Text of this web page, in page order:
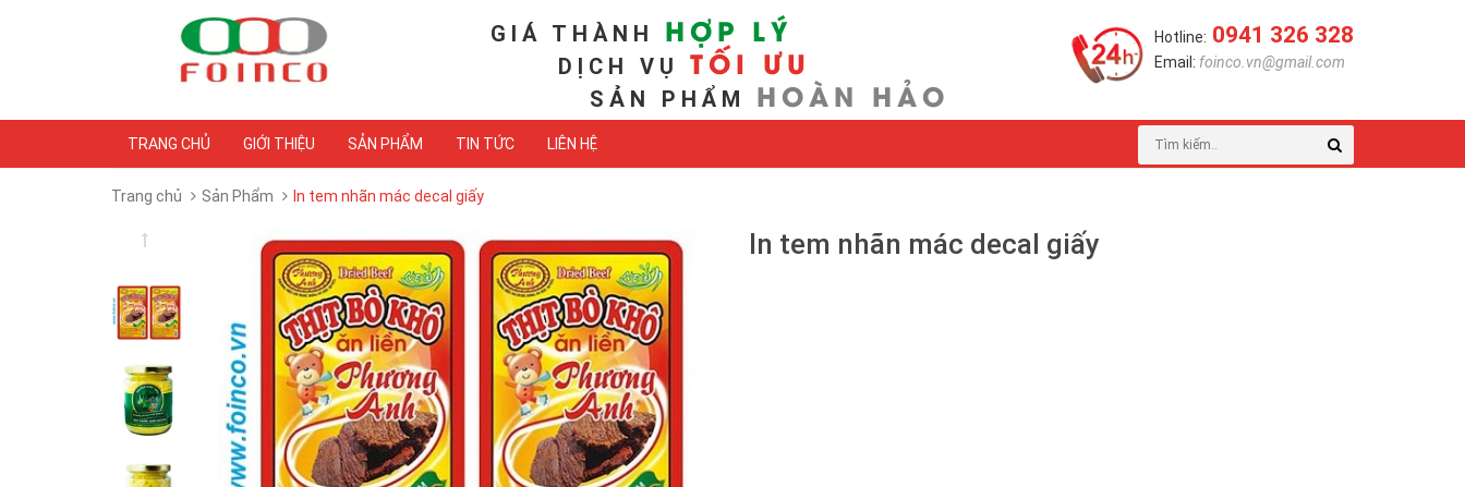
GIÁ THÀNH HỢP LÝ
DỊCH VỤ TỐI ƯU
SẢN PHẨM HOÀN HẢO
Hotline: 0941 326 328
Email: foinco.vn@gmail.com
TRANG CHỦ GIỚI THIỆU SẢN PHẨM TIN TỨC LIÊN HỆ
Trang chủ Sản Phẩm In tem nhãn mác decal giấy
In tem nhãn mác decal giấy